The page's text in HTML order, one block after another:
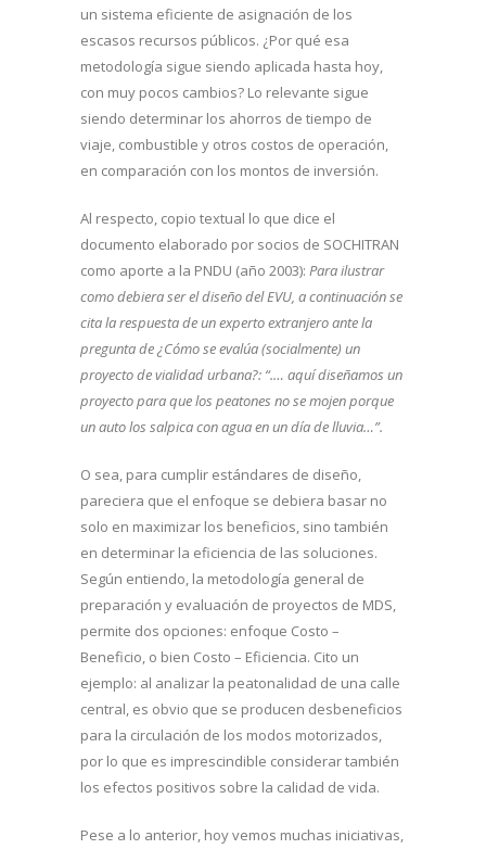
un sistema eficiente de asignación de los
escasos recursos públicos. ¿Por qué esa
metodología sigue siendo aplicada hasta hoy,
con muy pocos cambios? Lo relevante sigue
siendo determinar los ahorros de tiempo de
viaje, combustible y otros costos de operación,
en comparación con los montos de inversión.
Al respecto, copio textual lo que dice el
documento elaborado por socios de SOCHITRAN
como aporte a la PNDU (año 2003): Para ilustrar
como debiera ser el diseño del EVU, a continuación se
cita la respuesta de un experto extranjero ante la
pregunta de ¿Cómo se evalúa (socialmente) un
proyecto de vialidad urbana?: “.… aquí diseñamos un
proyecto para que los peatones no se mojen porque
un auto los salpica con agua en un día de lluvia…”.
O sea, para cumplir estándares de diseño,
pareciera que el enfoque se debiera basar no
solo en maximizar los beneficios, sino también
en determinar la eficiencia de las soluciones.
Según entiendo, la metodología general de
preparación y evaluación de proyectos de MDS,
permite dos opciones: enfoque Costo –
Beneficio, o bien Costo – Eficiencia. Cito un
ejemplo: al analizar la peatonalidad de una calle
central, es obvio que se producen desbeneficios
para la circulación de los modos motorizados,
por lo que es imprescindible considerar también
los efectos positivos sobre la calidad de vida.
Pese a lo anterior, hoy vemos muchas iniciativas,